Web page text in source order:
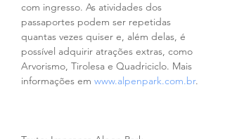
com ingresso. As atividades dos
passaportes podem ser repetidas
quantas vezes quiser e, além delas, é
possível adquirir atrações extras, como
Arvorismo, Tirolesa e Quadriciclo. Mais
informações em www.alpenpark.com.br.